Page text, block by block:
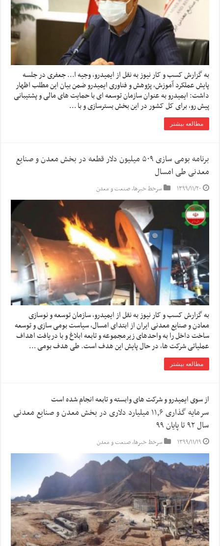
به گزارش کسب و کار نیوز به نقل از ایمیدرو، وجیه ا… جعفری در جلسه
پایش عملکرد آموزش، پژوهش و فناوری ایمیدرو ضمن بیان این مطلب اظهار
داشت: ایمیدرو به عنوان سازمان توسعه ای با حمایت های مالی و پشتیبانی
پیش رو، برای کل کشور در این بخش بسترسازی و با …
مطالعه بیشتر
برنامه بومی سازی ۵۰۹ میلیون دلار قطعه در بخش معدن و صنایع
معدنی طی امسال
۱۳۹۹/۱۱/۲۰ سرخط خبرها,صنعت و معدن
به گزارش کسب و کار نیوز به نقل از ایمیدرو، سازمان توسعه و نوسازی
معادن و صنایع معدنی ایران از ابتدای امسال، سیاست بومی سازی و توسعه
ساخت داخل را به واحدهای زیرمجموعه و تابعه ابلاغ و با دریافت اهداف
عملیاتی شرکت ها، در حال پایش این هدف است. طی هدف بومی …
مطالعه بیشتر
از سوی ایمیدرو و شرکت های وابسته و تابعه انجام شده است
سرمایه گذاری ۱۱٫۶ میلیارد دلاری در بخش معدن و صنایع معدنی
سال ۹۲ تا پایان ۹۹
۱۳۹۹/۱۱/۱۹ سرخط خبرها,صنعت و معدن